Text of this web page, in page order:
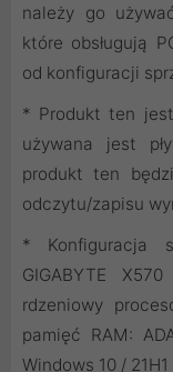
należy go
które obsługują
od konfiguracji
* Produkt ten
używana jest
produkt ten
odczytu/zapisu
* Konfiguracja
GIGABYTE
rdzeniowy
pamięć RAM:
Windows 10 / 21H1